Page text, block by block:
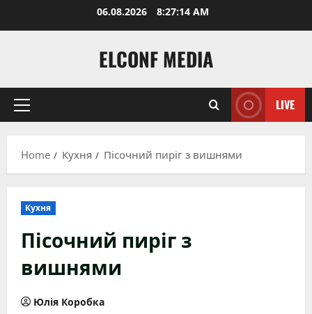
06.08.2026 8:27:16 AM
ELCONF MEDIA
Primary
LIVE
Home Кухня Пісочний пиріг з вишнями
Кухня
Пісочний пиріг з
вишнями
Юлія Коробка